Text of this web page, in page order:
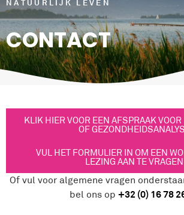
NATUURLIJK LEVEN
CONTACT
KLIK HIER VOOR EEN AFSPRAAK
OF
VUL HET FORMULIER IN OM EEN
LEZING AAN TE VRAGEN
Of vul voor algemene vragen
bel ons op +32 (0) 16 78